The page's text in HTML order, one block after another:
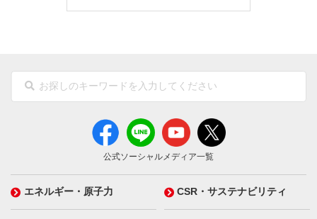
公式ソーシャルメディア一覧
エネルギー・原子力 CSR・サステナビリティ